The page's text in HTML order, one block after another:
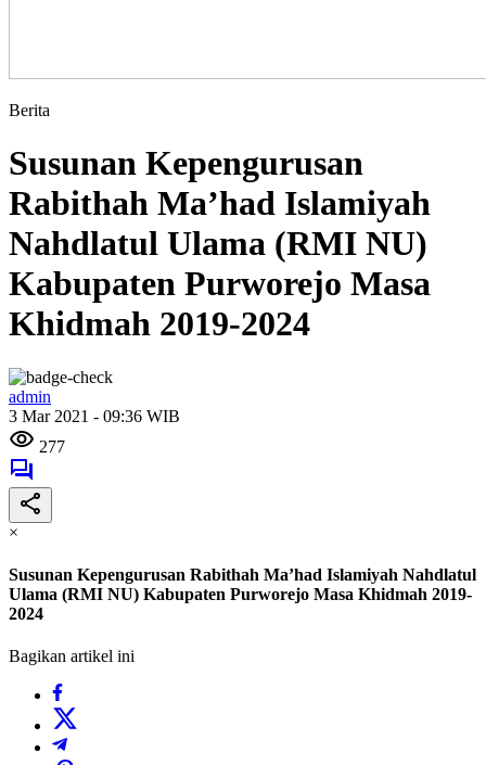
Berita
Susunan Kepengurusan
Rabithah Ma’had Islamiyah
Nahdlatul Ulama (RMI NU)
Kabupaten Purworejo Masa
Khidmah 2019-2024
admin
3 Mar 2021 - 09:36 WIB
277
×
Susunan Kepengurusan Rabithah Ma’had Islamiyah Nahdlatul
Ulama (RMI NU) Kabupaten Purworejo Masa Khidmah 2019-
2024
Bagikan artikel ini